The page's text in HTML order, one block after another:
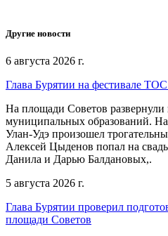
Другие новости
6 августа 2026 г.
Глава Бурятии на фестивале
На площади Советов
муниципальных образований.
Улан-Удэ произошел
Алексей Цыденов попал на
Данила и Дарью Балдановых,.
5 августа 2026 г.
Глава Бурятии проверил
площади Советов